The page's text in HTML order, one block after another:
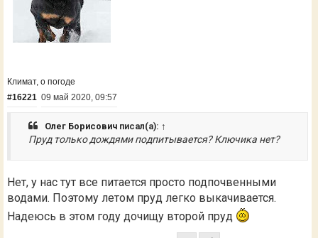
Климат, о погоде
#16221 09 май 2020, 09:57
Олег Борисович писал(а): ↑
Пруд только дождями подпитывается? Ключика нет?
Нет, у нас тут все питается просто подпочвенными
водами. Поэтому летом пруд легко выкачивается.
Надеюсь в этом году дочищу второй пруд